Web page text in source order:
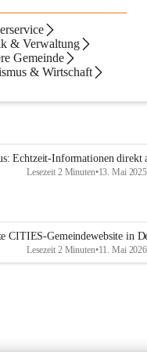
& Verwaltung
Gemeinde
& Wirtschaft
Dateien
ID - Austria
Echtzeit-Informationen direkt
Lesezeit 2 Minuten•13. Mai 2025
CITIES-Gemeindewebsite in
Lesezeit 2 Minuten•11. Mai 2026